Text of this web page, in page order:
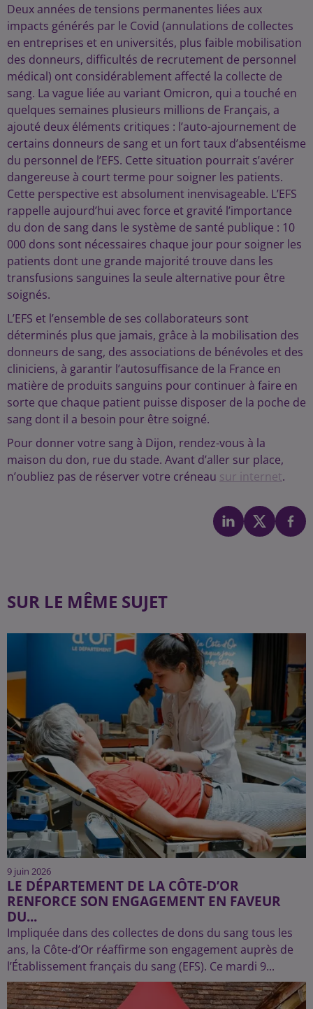
Deux années de tensions permanentes liées aux
impacts générés par le Covid (annulations de collectes
en entreprises et en universités, plus faible mobilisation
des donneurs, difficultés de recrutement de personnel
médical) ont considérablement affecté la collecte de
sang. La vague liée au variant Omicron, qui a touché en
quelques semaines plusieurs millions de Français, a
ajouté deux éléments critiques : l’auto-ajournement de
certains donneurs de sang et un fort taux d’absentéisme
du personnel de l’EFS. Cette situation pourrait s’avérer
dangereuse à court terme pour soigner les patients.
Cette perspective est absolument inenvisageable. L’EFS
rappelle aujourd’hui avec force et gravité l’importance
du don de sang dans le système de santé publique : 10
000 dons sont nécessaires chaque jour pour soigner les
patients dont une grande majorité trouve dans les
transfusions sanguines la seule alternative pour être
soignés.
L’EFS et l’ensemble de ses collaborateurs sont
déterminés plus que jamais, grâce à la mobilisation des
donneurs de sang, des associations de bénévoles et des
cliniciens, à garantir l’autosuffisance de la France en
matière de produits sanguins pour continuer à faire en
sorte que chaque patient puisse disposer de la poche de
sang dont il a besoin pour être soigné.
Pour donner votre sang à Dijon, rendez-vous à la
maison du don, rue du stade. Avant d’aller sur place,
n’oubliez pas de réserver votre créneau sur internet.
SUR LE MÊME SUJET
9 juin 2026
LE DÉPARTEMENT DE LA CÔTE-D’OR
RENFORCE SON ENGAGEMENT EN FAVEUR
DU...
Impliquée dans des collectes de dons du sang tous les
ans, la Côte-d’Or réaffirme son engagement auprès de
l’Établissement français du sang (EFS). Ce mardi 9...